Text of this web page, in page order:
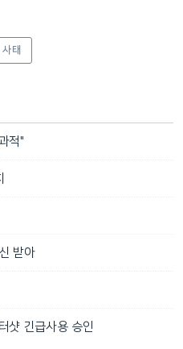
태
적"
받아
샷 긴급사용 승인